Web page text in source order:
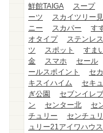
鮮館TAIGA
スープ
ーツ
スカイツリー見
ニー
スカパー す
オタイプ
ステンレ
ツ
スポット すま
金
スマホ セール
ールスポイント
セ
キスイハイム
セキ
ぎ公園
セブンイレ
ン
センター北 セ
チュリー
センチュ
ュリー21アイワハウス